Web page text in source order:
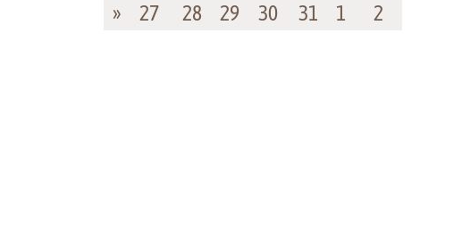
»
27 28 29 30 31 1 2